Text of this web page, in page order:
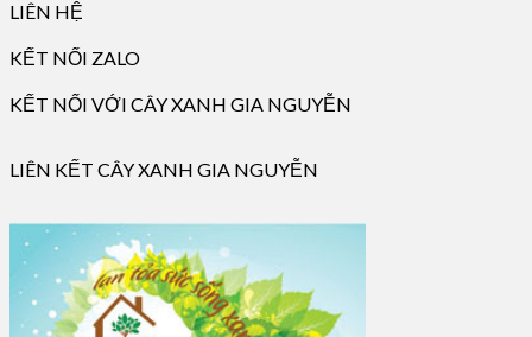
LIÊN HỆ
KẾT NỐI ZALO
KẾT NỐI VỚI CÂY XANH GIA NGUYỄN
LIÊN KẾT CÂY XANH GIA NGUYỄN